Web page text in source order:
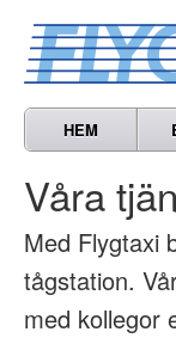
HEM
Våra
Med Flygtaxi
tågstation.
med kollegor